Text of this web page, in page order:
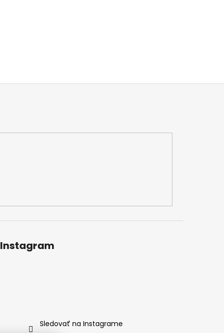
Instagram
Sledovať na Instagrame